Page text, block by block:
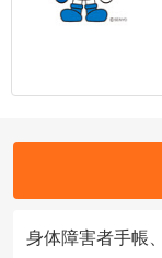
身体障害者手帳